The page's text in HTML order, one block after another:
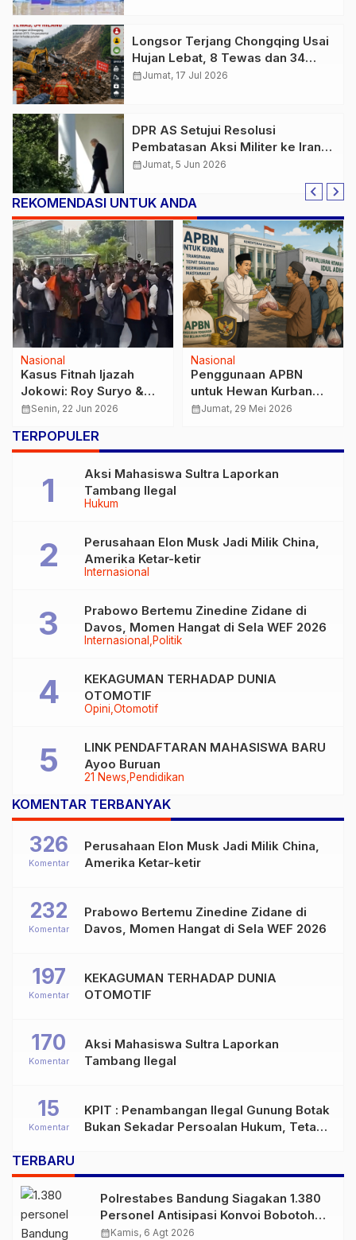
Longsor Terjang Chongqing Usai
Hujan Lebat, 8 Tewas dan 34
Orang Masih Hilang
calendar_monthJumat, 17 Jul 2026
DPR AS Setujui Resolusi
Pembatasan Aksi Militer ke Iran,
Tekanan Politik untuk Trump
calendar_monthJumat, 5 Jun 2026
REKOMENDASI UNTUK ANDA
Nasional
Kasus Fitnah Ijazah
Jokowi: Roy Suryo &
Dokter Tifa Tiba di
calendar_monthSenin, 22 Jun 2026
Nasional
Penggunaan APBN
untuk Hewan Kurban
Dinilai Sah, Asalkan
calendar_monthJumat, 29 Mei 2026
TERPOPULER
Hukum
Aksi Mahasiswa Sultra Laporkan
Tambang Ilegal
Internasional
Perusahaan Elon Musk Jadi Milik China,
Amerika Ketar-ketir
Internasional Politik
Prabowo Bertemu Zinedine Zidane di
Davos, Momen Hangat di Sela WEF 2026
Opini Otomotif
KEKAGUMAN TERHADAP DUNIA
OTOMOTIF
21 News Pendidikan
LINK PENDAFTARAN MAHASISWA BARU
Ayoo Buruan
KOMENTAR TERBANYAK
Perusahaan Elon Musk Jadi Milik China,
Amerika Ketar-ketir
326
Komentar
Prabowo Bertemu Zinedine Zidane di
Davos, Momen Hangat di Sela WEF 2026
232
Komentar
KEKAGUMAN TERHADAP DUNIA
OTOMOTIF
197
Komentar
Aksi Mahasiswa Sultra Laporkan
Tambang Ilegal
170
Komentar
KPIT : Penambangan Ilegal Gunung Botak
Bukan Sekadar Persoalan Hukum, Tetapi
15
Komentar
TERBARU
Polrestabes Bandung Siagakan 1.380
Personel Antisipasi Konvoi Bobotoh
Usai Final Piala Presiden
calendar_monthKamis, 6 Agt 2026